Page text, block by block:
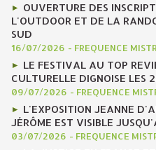
OUVERTURE DES
L'OUTDOOR ET DE LA
SUD
16/07/2026 - FREQUENCE
LE FESTIVAL AU TOP
CULTURELLE DIGNOISE
09/07/2026 - FREQUENCE
L'EXPOSITION JEANNE
JÉRÔME EST VISIBLE
03/07/2026 - FREQUENCE